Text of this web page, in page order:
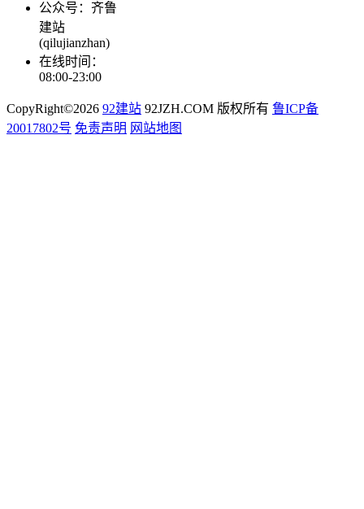
公众号：齐鲁
建站
(qilujianzhan)
在线时间：
08:00-23:00
CopyRight©2026 92建站 92JZH.COM 版权所有 鲁ICP备
20017802号 免责声明 网站地图